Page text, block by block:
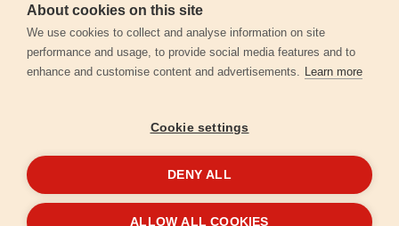
© 2026Extol.cz- Všechna práva vyhrazena
Záruční podmínky
Ochrana osobních údajů
About cookies on this site
We use cookies to collect and analyse information on site
performance and usage, to provide social media features and to
enhance and customise content and advertisements. Learn more
Cookie settings
DENY ALL
ALLOW ALL COOKIES